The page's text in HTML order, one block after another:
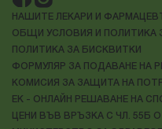
НАШИТЕ ЛЕКАРИ И
ОБЩИ УСЛОВИЯ И ПОЛИТИКА
ПОЛИТИКА ЗА БИСКВИТКИ
ФОРМУЛЯР ЗА ПОДАВАНЕ НА
КОМИСИЯ ЗА ЗАЩИТА НА
ЕК - ОНЛАЙН РЕШАВАНЕ НА
ЦЕНИ ВЪВ ВРЪЗКА С ЧЛ. 55Б